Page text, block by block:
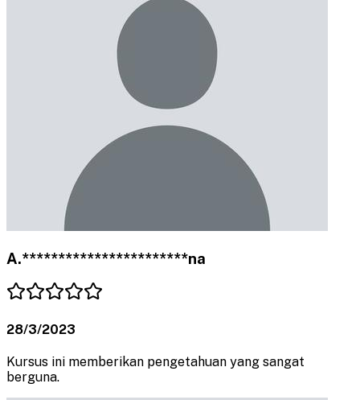
A.***********************na
28/3/2023
Kursus ini memberikan pengetahuan yang sangat
berguna.